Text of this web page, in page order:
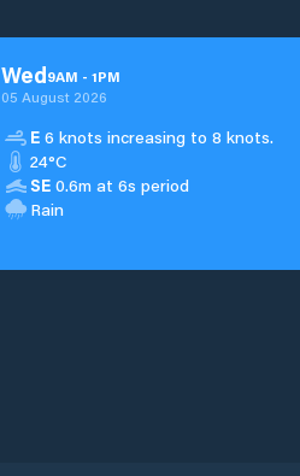
Wed9AM - 1PM
05 August 2026
E 6 knots increasing to 8 knots.
24°C
SE 0.6m at 6s period
Rain